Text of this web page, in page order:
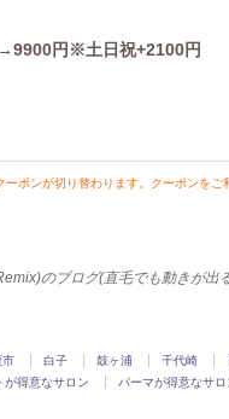
→9900円※土日祝+2100円
ポンが切り替わります。クーポンをご
のブログ(直毛でも動きが
市 白子 鼓ヶ浦 千代崎
が得意なサロン パーマが得意なサロ